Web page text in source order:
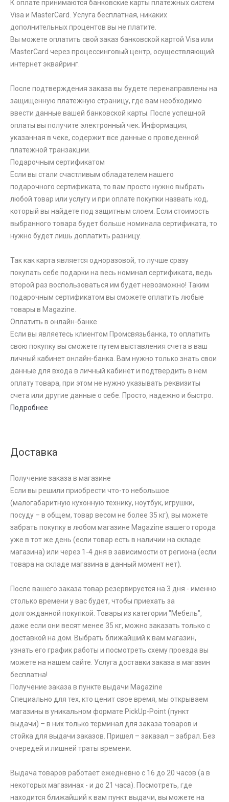
К оплате принимаются банковские карты платежных систем
Visa и MasterCard. Услуга бесплатная, никаких
дополнительных процентов вы не платите.
Вы можете оплатить свой заказ банковской картой Visa или
MasterCard через процессинговый центр, осуществляющий
интернет эквайринг.
После подтверждения заказа вы будете перенаправлены на
защищенную платежную страницу, где вам необходимо
ввести данные вашей банковской карты. После успешной
оплаты вы получите электронный чек. Информация,
указанная в чеке, содержит все данные о проведенной
платежной транзакции.
Подарочным сертификатом
Если вы стали счастливым обладателем нашего
подарочного сертификата, то вам просто нужно выбрать
любой товар или услугу и при оплате покупки назвать код,
который вы найдете под защитным слоем. Если стоимость
выбранного товара будет больше номинала сертификата, то
нужно будет лишь доплатить разницу.
Так как карта является одноразовой, то лучше сразу
покупать себе подарки на весь номинал сертификата, ведь
второй раз воспользоваться им будет невозможно! Таким
подарочным сертификатом вы сможете оплатить любые
товары в Magazine.
Оплатить в онлайн-банке
Если вы являетесь клиентом Промсвязьбанка, то оплатить
свою покупку вы сможете путем выставления счета в ваш
личный кабинет онлайн-банка. Вам нужно только знать свои
данные для входа в личный кабинет и подтвердить в нем
оплату товара, при этом не нужно указывать реквизиты
счета или другие данные о себе. Просто, надежно и быстро.
Подробнее
Доставка
Получение заказа в магазине
Если вы решили приобрести что-то небольшое
(малогабаритную кухонную технику, ноутбук, игрушки,
посуду – в общем, товар весом не более 35 кг), вы можете
забрать покупку в любом магазине Magazine вашего города
уже в тот же день (если товар есть в наличии на складе
магазина) или через 1-4 дня в зависимости от региона (если
товара на складе магазина в данный момент нет).
После вашего заказа товар резервируется на 3 дня - именно
столько времени у вас будет, чтобы приехать за
долгожданной покупкой. Товары из категории "Мебель",
даже если они весят менее 35 кг, можно заказать только с
доставкой на дом. Выбрать ближайший к вам магазин,
узнать его график работы и посмотреть схему проезда вы
можете на нашем сайте. Услуга доставки заказа в магазин
бесплатна!
Получение заказа в пункте выдачи Magazine
Специально для тех, кто ценит свое время, мы открываем
магазины в уникальном формате PickUp-Point (пункт
выдачи) – в них только терминал для заказа товаров и
стойка для выдачи заказов. Пришел – заказал – забрал. Без
очередей и лишней траты времени.
Выдача товаров работает ежедневно с 16 до 20 часов (а в
некоторых магазинах - и до 21 часа). Посмотреть, где
находится ближайший к вам пункт выдачи, вы можете на